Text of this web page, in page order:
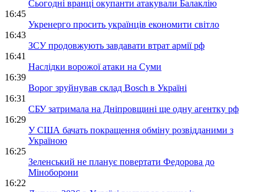
Сьогодні вранці окупанти атакували Балаклію
16:45
Укренерго просить українців економити світло
16:43
ЗСУ продовжують завдавати втрат армії рф
16:41
Наслідки ворожої атаки на Суми
16:39
Ворог зруйнував склад Bosch в Україні
16:31
СБУ затримала на Дніпровщині ще одну агентку рф
16:29
У США бачать покращення обміну розвідданими з
Україною
16:25
Зеленський не планує повертати Федорова до
Міноборони
16:22